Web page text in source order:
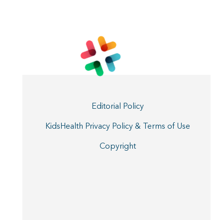
Editorial Policy
KidsHealth Privacy Policy & Terms of Use
Copyright